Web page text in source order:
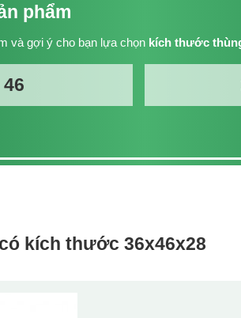
phẩm
và gợi ý cho bạn lựa chọn kích thước
kích thước 36x46x28